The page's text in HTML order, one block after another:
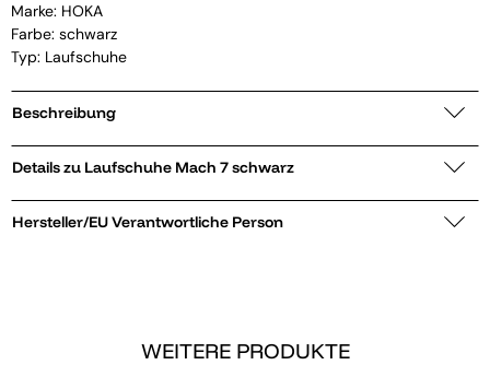
Marke: HOKA
Farbe: schwarz
Typ: Laufschuhe
Beschreibung
Details zu Laufschuhe Mach 7 schwarz
Hersteller/EU Verantwortliche Person
WEITERE PRODUKTE